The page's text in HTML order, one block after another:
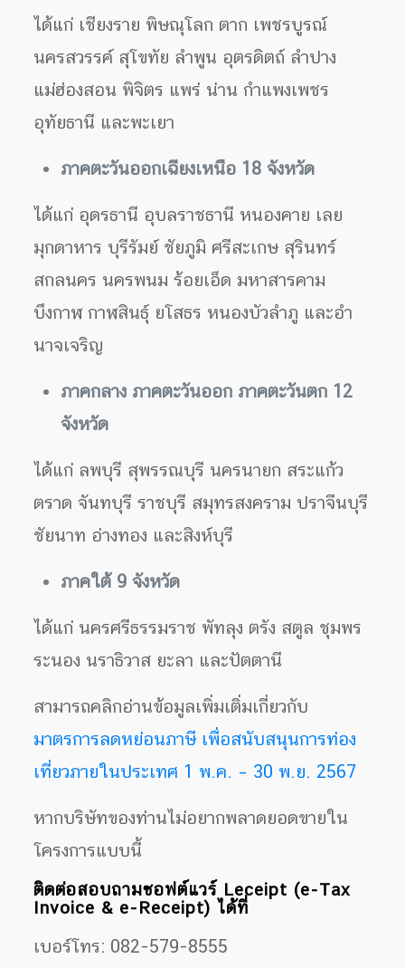
ได้แก่ เชียงราย พิษณุโลก ตาก เพชรบูรณ์
นครสวรรค์ สุโขทัย ลําพูน อุตรดิตถ์ ลําปาง
แม่ฮ่องสอน พิจิตร แพร่ น่าน กําแพงเพชร
อุทัยธานี และพะเยา
ภาคตะวันออกเฉียงเหนือ 18 จังหวัด
ได้แก่ อุดรธานี อุบลราชธานี หนองคาย เลย
มุกดาหาร บุรีรัมย์ ชัยภูมิ ศรีสะเกษ สุรินทร์
สกลนคร นครพนม ร้อยเอ็ด มหาสารคาม
บึงกาฬ กาฬสินธุ์ ยโสธร หนองบัวลําภู และอํา
นาจเจริญ
ภาคกลาง ภาคตะวันออก ภาคตะวันตก 12
จังหวัด
ได้แก่ ลพบุรี สุพรรณบุรี นครนายก สระแก้ว
ตราด จันทบุรี ราชบุรี สมุทรสงคราม ปราจีนบุรี
ชัยนาท อ่างทอง และสิงห์บุรี
ภาคใต้ 9 จังหวัด
ได้แก่ นครศรีธรรมราช พัทลุง ตรัง สตูล ชุมพร
ระนอง นราธิวาส ยะลา และปัตตานี
สามารถคลิกอ่านข้อมูลเพิ่มเติ่มเกี่ยวกับ
มาตรการลดหย่อนภาษี เพื่อสนับสนุนการท่อง
เที่ยวภายในประเทศ 1 พ.ค. – 30 พ.ย. 2567
หากบริษัทของท่านไม่อยากพลาดยอดขายใน
โครงการแบบนี้
ติดต่อสอบถามซอฟต์แวร์ Leceipt (e-Tax
Invoice & e-Receipt) ได้ที่
เบอร์โทร: 082-579-8555